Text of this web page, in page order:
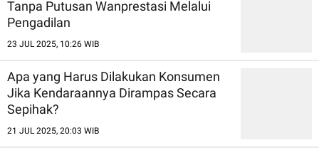
Tanpa Putusan Wanprestasi Melalui
Pengadilan
23 JUL 2025, 10:26 WIB
Apa yang Harus Dilakukan Konsumen
Jika Kendaraannya Dirampas Secara
Sepihak?
21 JUL 2025, 20:03 WIB